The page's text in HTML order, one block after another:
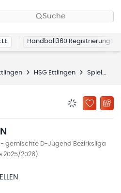
Suche
Handball360 Registrierung
HSG Ettlingen Spielplan
ZU
gemischte D-Jugend Bezirksliga
2025/2026)